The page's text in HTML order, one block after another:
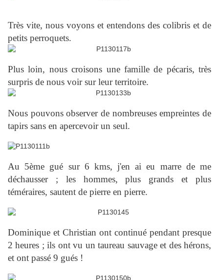
Très vite, nous voyons et entendons des colibris et de
petits perroquets.
Plus loin, nous croisons une famille de pécaris, très
surpris de nous voir sur leur territoire.
Nous pouvons observer de nombreuses empreintes de
tapirs sans en apercevoir un seul.
Au 5ème gué sur 6 kms, j'en ai eu marre de me
déchausser ; les hommes, plus grands et plus
téméraires, sautent de pierre en pierre.
Dominique et Christian ont continué pendant presque
2 heures ; ils ont vu un taureau sauvage et des hérons,
et ont passé 9 gués !